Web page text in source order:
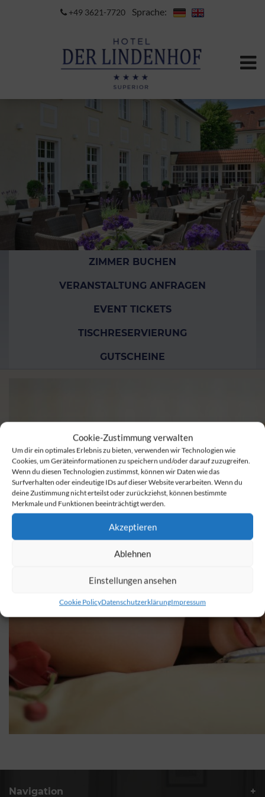
Cookie-Zustimmung verwalten
Um dir ein optimales Erlebnis zu bieten, verwenden wir Technologien wie
Cookies, um Geräteinformationen zu speichern und/oder darauf zuzugreifen.
Wenn du diesen Technologien zustimmst, können wir Daten wie das
Surfverhalten oder eindeutige IDs auf dieser Website verarbeiten. Wenn du
deine Zustimmung nicht erteilst oder zurückziehst, können bestimmte
Merkmale und Funktionen beeinträchtigt werden.
Akzeptieren
Ablehnen
Einstellungen ansehen
Cookie PolicyDatenschutzerklärungImpressum
+49 3621-7720 Sprache:
ZIMMER BUCHEN
VERANSTALTUNG ANFRAGEN
EVENT TICKETS
TISCHRESERVIERUNG
GUTSCHEINE
Navigation